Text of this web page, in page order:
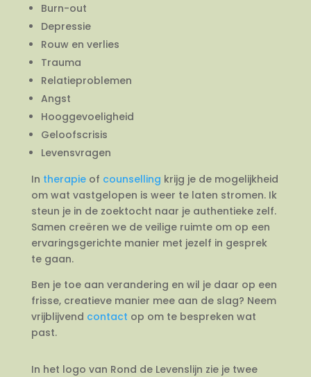
Burn-out
Depressie
Rouw en verlies
Trauma
Relatieproblemen
Angst
Hooggevoeligheid
Geloofscrisis
Levensvragen
In therapieof counselling krijg je de mogelijkheid
om wat vastgelopen is weer te laten stromen. Ik
steun je in de zoektocht naar je authentieke zelf.
Samen creëren we de veilige ruimte om op een
ervaringsgerichte manier met jezelf in gesprek
te gaan.
Ben je toe aan verandering en wil je daar op een
frisse, creatieve manier mee aan de slag? Neem
vrijblijvend contact op om te bespreken wat
past.
In het logo van Rond de Levenslijn zie je twee